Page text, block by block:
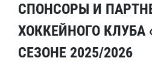
СПОНСОРЫ И
ХОККЕЙНОГО КЛУБА
СЕЗОНЕ 2025/2026